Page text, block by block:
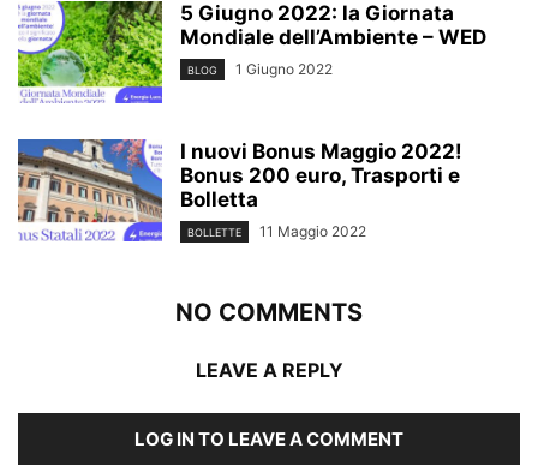
5 Giugno 2022: la Giornata
Mondiale dell’Ambiente – WED
BLOG 1 Giugno 2022
I nuovi Bonus Maggio 2022!
Bonus 200 euro, Trasporti e
Bolletta
BOLLETTE 11 Maggio 2022
NO COMMENTS
LEAVE A REPLY
LOG IN TO LEAVE A COMMENT